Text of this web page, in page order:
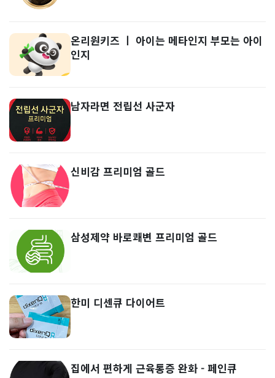
온리원키즈 ㅣ 아이는 메타인지 부모는 아이
인지
남자라면 전립선 사군자
신비감 프리미엄 골드
삼성제약 바로쾌변 프리미엄 골드
한미 디센큐 다이어트
집에서 편하게 근육통증 완화 - 페인큐